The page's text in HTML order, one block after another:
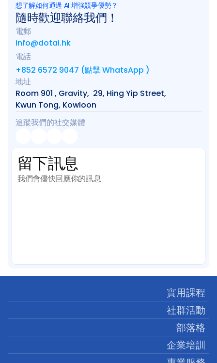
想了解如何通過 AI 增強競爭優勢？
隨時歡迎聯絡我們！
電郵
info@dotai.hk
電話
+852 6572 9047 (點擊 WhatsApp )
地址
Room 901 , Gravity,  29, Hing Yip Street,
Kwun Tong, Kowloon
追蹤我們的社交媒體
留下訊息
我們會儘快回應你的訊息
實用課程
社群活動
部落格
企業培訓